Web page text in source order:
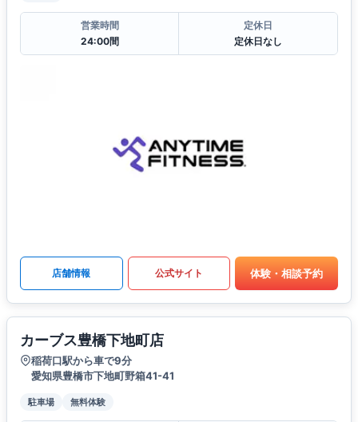
営業時間
24:00間
定休日
定休日なし
店舗情報 公式サイト 体験・相談予約
カーブス豊橋下地町店
稲荷口駅から車で9分
愛知県豊橋市下地町野箱41-41
駐車場 無料体験